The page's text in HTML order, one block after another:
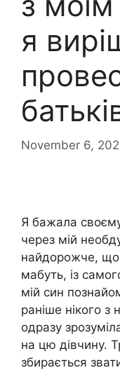
я
November 6,
Я бажала
через мій
найдорожче, що
мабуть, із
мій син
раніше нікого
одразу
на цю дівчину.
збирається